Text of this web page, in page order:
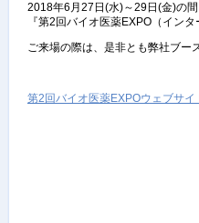
2018年6月27日(水)～29日(金)の
『第2回バイオ医薬EXPO（イン
ご来場の際は、是非とも弊社ブー
第2回バイオ医薬EXPOウェブサイ